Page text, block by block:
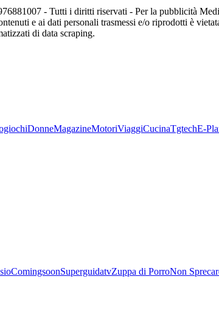
- Tutti i diritti riservati - Per la pubblicità
e ai dati personali trasmessi e/o riprodotti è
di data scraping.
DonneMagazineMotoriViaggiCucinaTgtechE-
ComingsoonSuperguidatvZuppa di PorroNon